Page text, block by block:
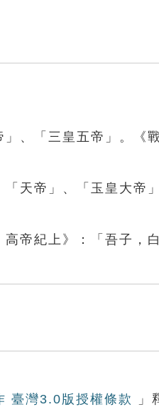
、「三皇五帝」。《
天帝」、「玉皇大帝
帝紀上》：「吾子，
臺灣3.0版授權條款 」